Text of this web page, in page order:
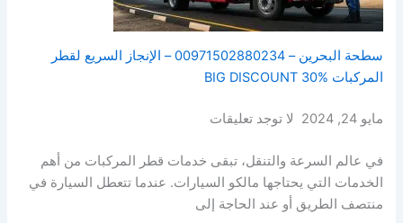
سطحة البحرين – 00971502880234 – الإنجاز السريع لقطر
المركبات BIG DISCOUNT 30%
مايو 24, 2024 لا توجد تعليقات
في عالم السرعة والتنقل، تبقى خدمات قطر المركبات من أهم
الخدمات التي يحتاجها مالكو السيارات. عندما تتعطل السيارة في
منتصف الطريق أو عند الحاجة إلى